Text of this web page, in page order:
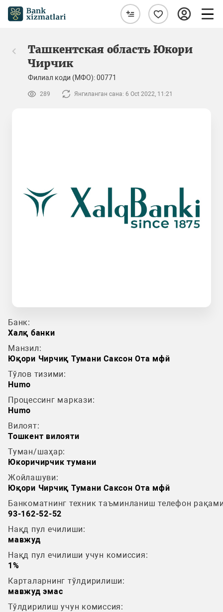
Ташкентская область Юкори
Чирчик
Филиал коди (МФО): 00771
289 Янгиланган сана: 6 Oct 2022, 11:21
Банк:
Халқ банки
Манзил:
Юқори Чирчиқ Тумани Саксон Ота мфй
Тўлов тизими:
Humo
Процессинг маркази:
Humo
Вилоят:
Тошкент вилояти
Туман/шаҳар:
Юкоричирчик тумани
Жойлашуви:
Юқори Чирчиқ Тумани Саксон Ота мфй
Банкоматнинг техник таъминланиш телефон
93-162-52-52
Нақд пул ечилиши:
мавжуд
Нақд пул ечилиши учун комиссия:
1%
Карталарнинг тўлдирилиши:
мавжуд эмас
Тўлдирилиш учун комиссия: